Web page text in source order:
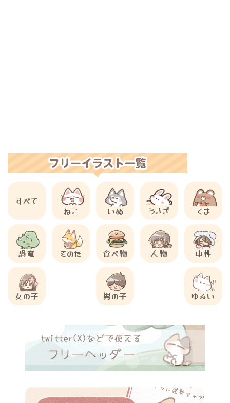
すべて
ねこ
いぬ うさぎ くま
恐竜 そのた 食べ物 人物 中性
女の子 男の子 ゆるい